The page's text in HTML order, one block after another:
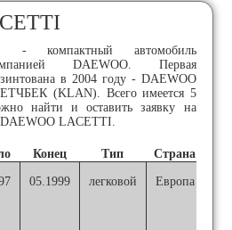
- компактный автомобиль
DAEWOO. Первая
в 2004 году - DAEWOO
(KLAN). Всего имеется 5
найти и оставить заявку на
DAEWOO LACETTI.
Конец Тип Страна
05.1999 легковой Европа